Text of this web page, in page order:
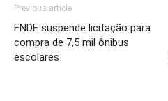
Previous article
FNDE suspende licitação para
compra de 7,5 mil ônibus
escolares